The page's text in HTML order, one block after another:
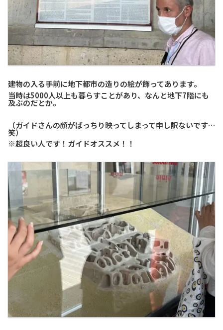
建物の入る手前に地下都市の造りの絵が飾ってあります。
当時は5000人以上も暮らすことがあり、なんと地下7階にも
及ぶのだとか。
（ガイドさんの顔がばっちり映ってしまって申し訳ないです…
笑）
※超良い人です！ガイドオススメ！！